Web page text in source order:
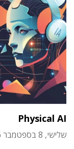
Physical AI
שלישי, 8 בספטמבר 2026